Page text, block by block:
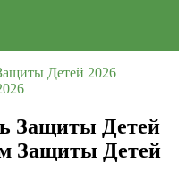
Детей 2026
Защиты Детей
Защиты Детей